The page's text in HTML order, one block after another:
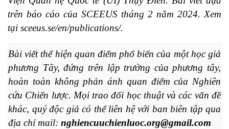
trên báo cáo của SCEEUS tháng 2 năm 2024. Xem
tại sceeus.se/en/publications/.
Bài viết thể hiện quan điểm phổ biến của một học giả
phương Tây, đứng trên lập trường của phương tây,
hoàn toàn không phản ánh quan điểm của Nghiên
cứu Chiến lược. Mọi trao đổi học thuật và các vấn đề
khác, quý độc giả có thể liên hệ với ban biên tập qua
địa chỉ mail: nghiencuuchienluoc.org@gmail.com